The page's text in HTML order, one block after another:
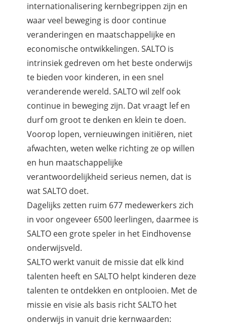
internationalisering kernbegrippen zijn en
waar veel beweging is door continue
veranderingen en maatschappelijke en
economische ontwikkelingen. SALTO is
intrinsiek gedreven om het beste onderwijs
te bieden voor kinderen, in een snel
veranderende wereld. SALTO wil zelf ook
continue in beweging zijn. Dat vraagt lef en
durf om groot te denken en klein te doen.
Voorop lopen, vernieuwingen initiëren, niet
afwachten, weten welke richting ze op willen
en hun maatschappelijke
verantwoordelijkheid serieus nemen, dat is
wat SALTO doet.
Dagelijks zetten ruim 677 medewerkers zich
in voor ongeveer 6500 leerlingen, daarmee is
SALTO een grote speler in het Eindhovense
onderwijsveld.
SALTO werkt vanuit de missie dat elk kind
talenten heeft en SALTO helpt kinderen deze
talenten te ontdekken en ontplooien. Met de
missie en visie als basis richt SALTO het
onderwijs in vanuit drie kernwaarden: